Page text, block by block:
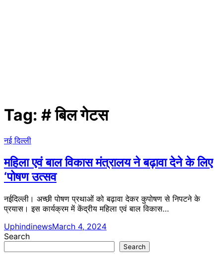
Tag: # बिल गेटस
नई दिल्ली
महिला एवं बाल विकास मंत्रालय ने बढ़ावा देने के लिए
‘पोषण उत्सव
नईदिल्ली। अच्छी पोषण प्रथाओं को बढ़ावा देकर कुपोषण से निपटने के
प्रयास। इस कार्यक्रम में केंद्रीय महिला एवं बाल विकास…
UphindinewsMarch 4, 2024
Search
Search